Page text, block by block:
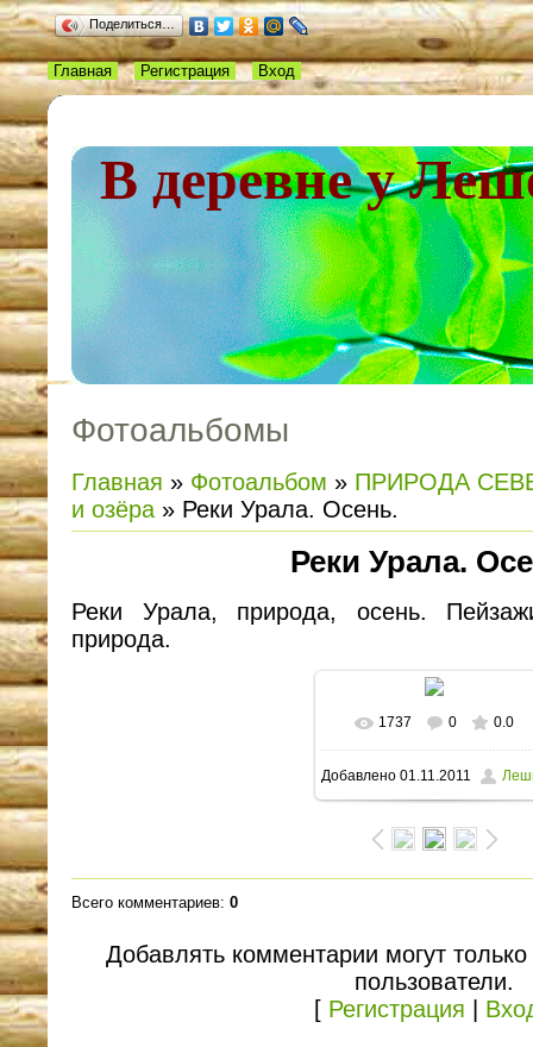
Поделиться…
В деревне у
Главная Регистрация Вход
Фотоальбомы
Главная » Фотоальбом » ПРИРОДА
и озёра » Реки Урала. Осень.
Реки Урала.
Реки Урала, природа, осень.
природа.
В реальном размере
1600x1200/ 404.8Kb
1737 0 0.0
Добавлено01.11.2011
Всего комментариев: 0
Добавлять комментарии могут
пользователи.
[ Регистрация